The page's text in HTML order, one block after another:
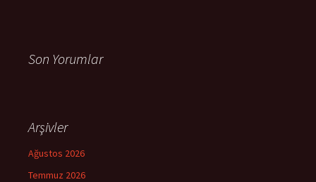
Son Yorumlar
Arşivler
Ağustos 2026
Temmuz 2026